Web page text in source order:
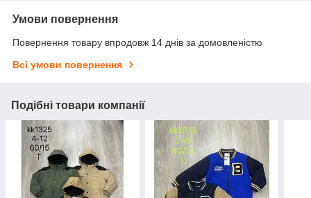
Умови повернення
Повернення товару впродовж 14 днів за домовленістю
Всі умови повернення
Подібні товари компанії